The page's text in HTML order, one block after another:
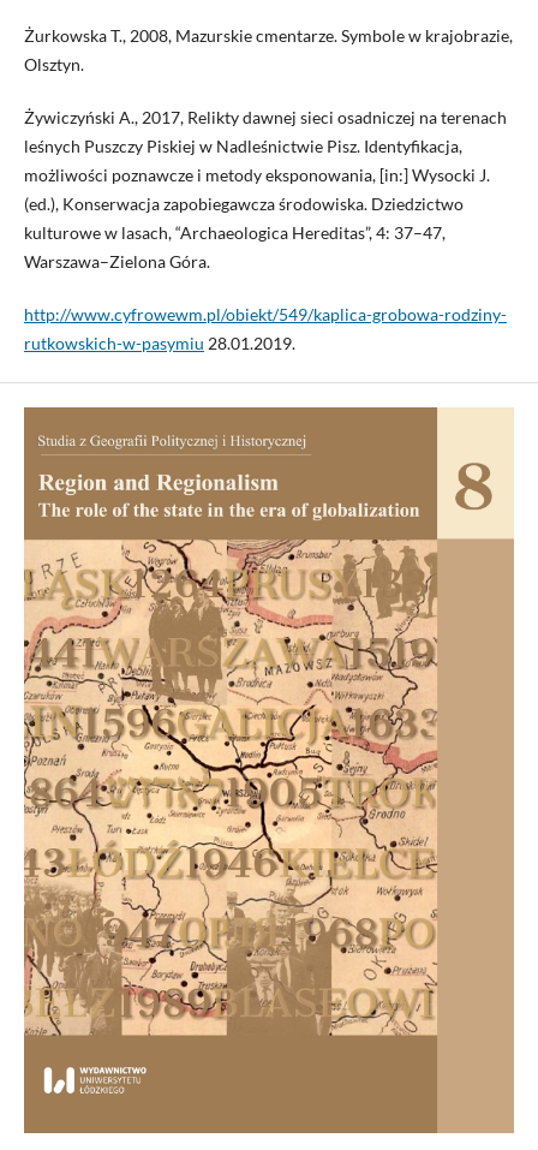
Żurkowska T., 2008, Mazurskie cmentarze. Symbole w krajobrazie,
Olsztyn.
Żywiczyński A., 2017, Relikty dawnej sieci osadniczej na terenach
leśnych Puszczy Piskiej w Nadleśnictwie Pisz. Identyfikacja,
możliwości poznawcze i metody eksponowania, [in:] Wysocki J.
(ed.), Konserwacja zapobiegawcza środowiska. Dziedzictwo
kulturowe w lasach, “Archaeologica Hereditas”, 4: 37–47,
Warszawa–Zielona Góra.
http://www.cyfrowewm.pl/obiekt/549/kaplica-grobowa-rodziny-
rutkowskich-w-pasymiu 28.01.2019.